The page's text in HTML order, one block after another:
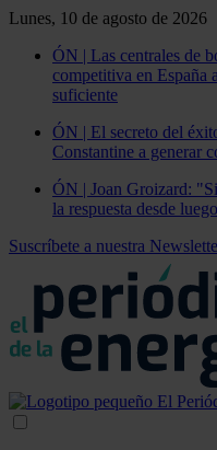
Lunes, 10 de agosto de 2026
ÓN | Las centrales de
competitiva en España
suficiente
ÓN | El secreto del
Constantine a generar
ÓN | Joan Groizard:
la respuesta desde
Suscríbete a nuestra